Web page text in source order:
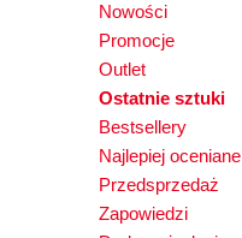
Nowości
Promocje
Outlet
Ostatnie sztuki
Bestsellery
Najlepiej oceniane
Przedsprzedaż
Zapowiedzi